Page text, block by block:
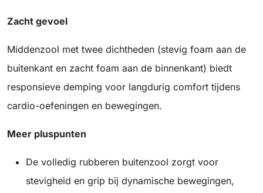
Zacht gevoel
Middenzool met twee dichtheden (stevig foam aan de
buitenkant en zacht foam aan de binnenkant) biedt
responsieve demping voor langdurig comfort tijdens
cardio-oefeningen en bewegingen.
Meer pluspunten
De volledig rubberen buitenzool zorgt voor
stevigheid en grip bij dynamische bewegingen,